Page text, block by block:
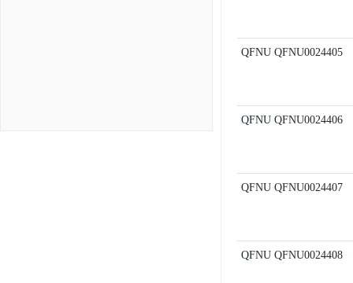
QFNU QFNU0024405
QFNU QFNU0024406
QFNU QFNU0024407
QFNU QFNU0024408